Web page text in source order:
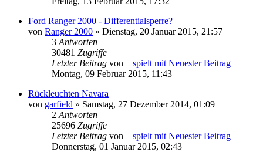
Ford Ranger 2000 - Differentialsperre?
von Ranger 2000 » Dienstag, 20 Januar 2015, 21:57
3 Antworten
30481 Zugriffe
Letzter Beitrag von _ spielt mit Neuester Beitrag
Montag, 09 Februar 2015, 11:43
Rückleuchten Navara
von garfield » Samstag, 27 Dezember 2014, 01:09
2 Antworten
25696 Zugriffe
Letzter Beitrag von _ spielt mit Neuester Beitrag
Donnerstag, 01 Januar 2015, 02:43